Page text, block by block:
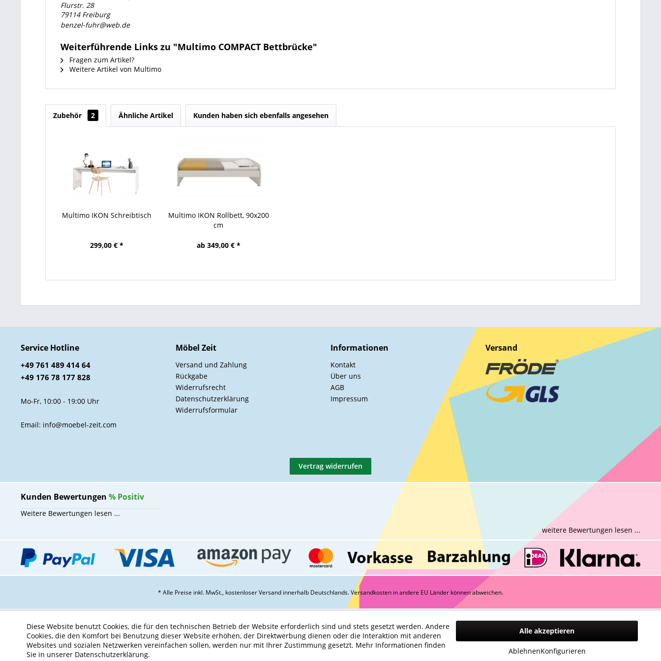
Flurstr. 28
79114 Freiburg
benzel-fuhr@web.de
Weiterführende Links zu "Multimo COMPACT Bettbrücke"
Fragen zum Artikel?
Weitere Artikel von Multimo
Zubehör 2 Ähnliche Artikel Kunden haben sich ebenfalls angesehen
Multimo IKON Schreibtisch
299,00 € *
Multimo IKON Rollbett, 90x200
cm
ab 349,00 € *
Service Hotline
+49 761 489 414 64
+49 176 78 177 828
Mo-Fr, 10:00 - 19:00 Uhr
Email: info@moebel-zeit.com
Möbel Zeit
Versand und Zahlung
Rückgabe
Widerrufsrecht
Datenschutzerklärung
Widerrufsformular
Informationen
Kontakt
Über uns
AGB
Impressum
Versand
Vertrag widerrufen
Kunden Bewertungen % Positiv
Weitere Bewertungen lesen ...
weitere Bewertungen lesen ...
* Alle Preise inkl. MwSt., kostenloser Versand innerhalb Deutschlands.Versandkosten in andere EU Länder können abweichen.
Diese Website benutzt Cookies, die für den technischen Betrieb der Website erforderlich sind und stets gesetzt werden. Andere
Cookies, die den Komfort bei Benutzung dieser Website erhöhen, der Direktwerbung dienen oder die Interaktion mit anderen
Websites und sozialen Netzwerken vereinfachen sollen, werden nur mit Ihrer Zustimmung gesetzt. Mehr Informationen finden
Sie in unserer Datenschutzerklärung.
Alle akzeptieren
AblehnenKonfigurieren